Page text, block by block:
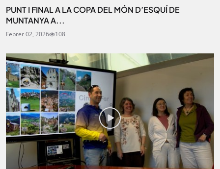
PUNT I FINAL A LA COPA DEL MÓN D’ESQUÍ DE
MUNTANYA A...
Febrer 02, 2026 108